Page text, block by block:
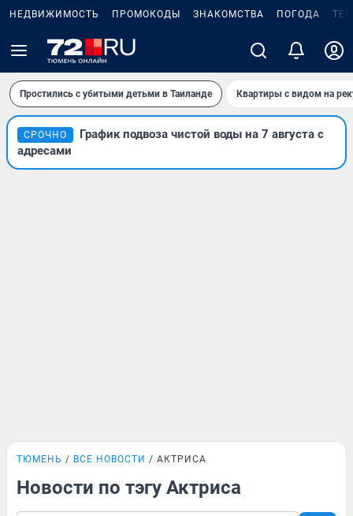
НЕДВИЖИМОСТЬ ПРОМОКОДЫ ЗНАКОМСТВА ПОГОДА
Простились с убитыми детьми в Таиланде Квартиры с видом на
СРОЧНО
График подвоза чистой воды на 7 августа с
адресами
ТЮМЕНЬ ВСЕ НОВОСТИ АКТРИСА
Новости по тэгу Актриса